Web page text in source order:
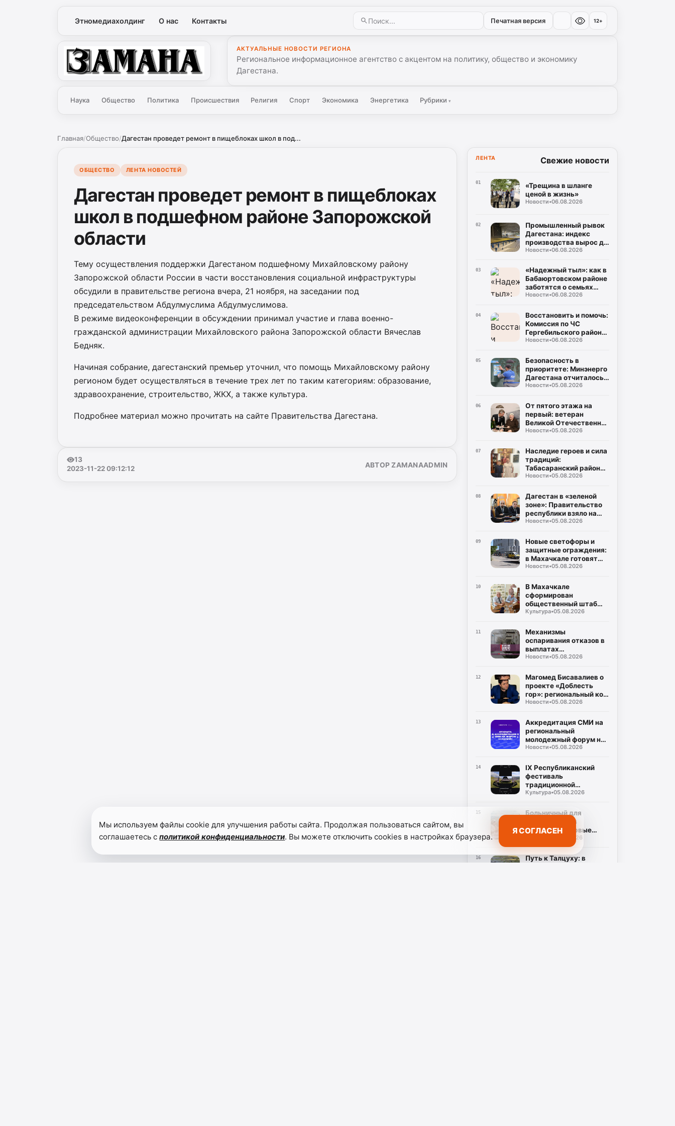
Этномедиахолдинг О нас Контакты Печатная версия 12+
Замана
АКТУАЛЬНЫЕ НОВОСТИ РЕГИОНА
Региональное информационное агентство с акцентом на политику, общество и экономику
Дагестана.
Наука Общество Политика Происшествия Религия Спорт Экономика Энергетика Рубрики▾
Главная/Общество/Дагестан проведет ремонт в пищеблоках школ в под...
ОБЩЕСТВО ЛЕНТА НОВОСТЕЙ
Дагестан проведет ремонт в пищеблоках
школ в подшефном районе Запорожской
области
Тему осуществления поддержки Дагестаном подшефному Михайловскому району
Запорожской области России в части восстановления социальной инфраструктуры
обсудили в правительстве региона вчера, 21 ноября, на заседании под
председательством Абдулмуслима Абдулмуслимова.
В режиме видеоконференции в обсуждении принимал участие и глава военно-
гражданской администрации Михайловского района Запорожской области Вячеслав
Бедняк.
Начиная собрание, дагестанский премьер уточнил, что помощь Михайловскому району
регионом будет осуществляться в течение трех лет по таким категориям: образование,
здравоохранение, строительство, ЖКХ, а также культура.
Подробнее материал можно прочитать на сайте Правительства Дагестана.
13
2023-11-22 09:12:12
АВТОР ZAMANAADMIN
ЛЕНТА Свежие новости
01
«Трещина в шланге
ценой в жизнь»
Новости•06.08.2026
02
Промышленный рывок
Дагестана: индекс
производства вырос до
106%, а объем отгрузки
миллиардов рублей
Новости•06.08.2026
03
«Надежный тыл»: как в
Бабаюртовском районе
заботятся о семьях
героев СВО, превращая
дела
Новости•06.08.2026
04
Восстановить и помочь:
Комиссия по ЧС
Гергебильского района
детально оценивает
в Курми и Хвартикуни
Новости•06.08.2026
05
Безопасность в
приоритете: Минэнерго
Дагестана отчиталось о
двукратном снижении
эксплуатации газа
Новости•05.08.2026
06
От пятого этажа на
первый: ветеран
Великой Отечественной
Муса Багаудинов
квартиры в Каспийске
Новости•05.08.2026
07
Наследие героев и сила
традиций:
Табасаранский район
примет два турнира
уровня в честь Руслана
Курбанова и Рустама
Мурадова
Новости•05.08.2026
08
Дагестан в «зеленой
зоне»: Правительство
республики взяло на
жесткий контроль
инфраструктуры для
ТКО
Новости•05.08.2026
09
Новые светофоры и
защитные ограждения:
в Махачкале готовят
безопасные маршруты
сентября
Новости•05.08.2026
10
В Махачкале
сформирован
общественный штаб
контроля за выборами в
Собрание
Культура•05.08.2026
11
Механизмы
оспаривания отказов в
выплатах
пострадавшим от
ситуаций
Новости•05.08.2026
12
Магомед Бисавалиев о
проекте «Доблесть
гор»: региональный код
общенациональной
Новости•05.08.2026
13
Аккредитация СМИ на
региональный
молодежный форум на
берегу Каспийского
Новости•05.08.2026
14
IX Республиканский
фестиваль
традиционной
культуры и фольклора
ярко прошёл на
Центральной площади
села Ботлих
Культура•05.08.2026
15
Больничный для
самозанятых в
Дагестане: первые
начисления ожидаются
в августе
05.08.2026
16
Путь к Талцуху: в
Мы используем файлы cookie для улучшения работы сайта. Продолжая пользоваться сайтом, вы
соглашаетесь сполитикой конфиденциальности. Вы можете отключить cookies в настройках браузера.
Я СОГЛАСЕН